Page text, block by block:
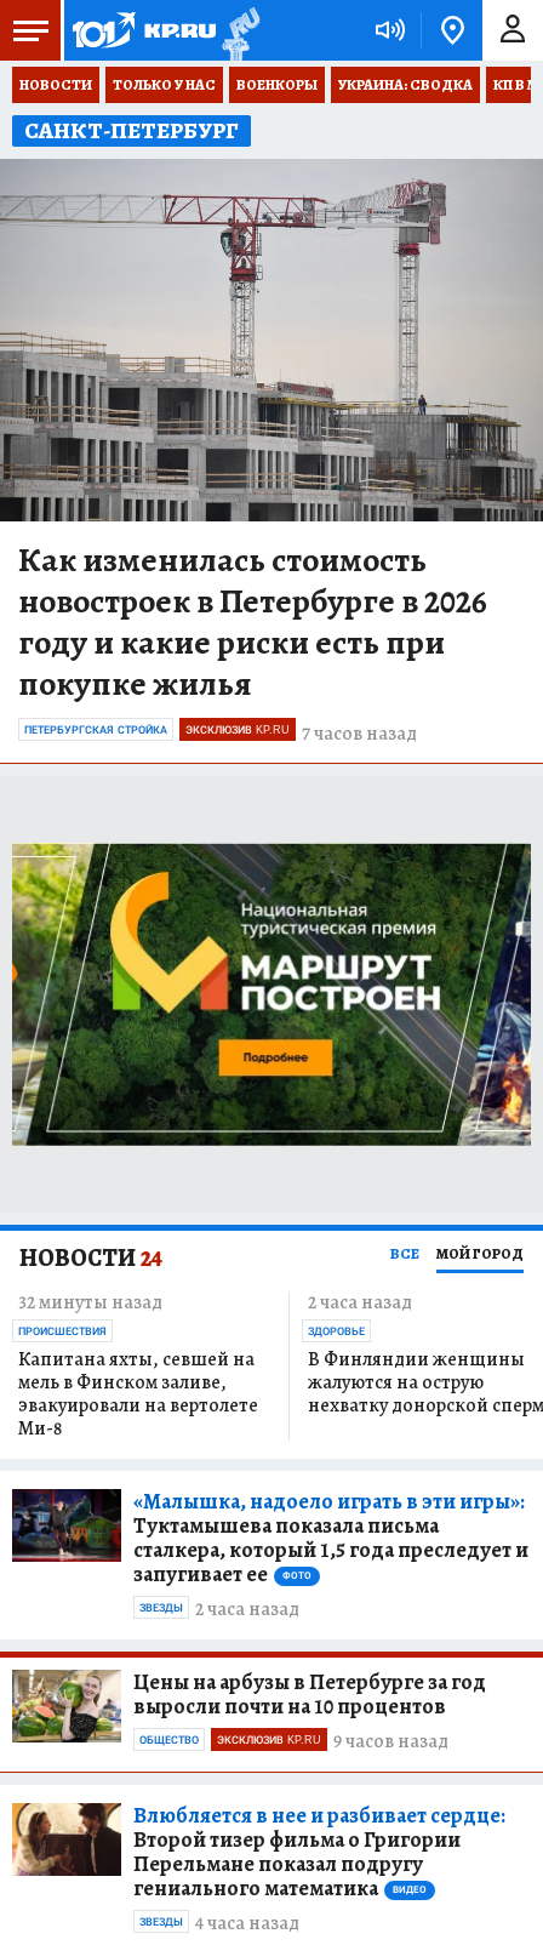
НОВОСТИ ТОЛЬКО У НАС ВОЕНКОРЫ УКРАИНА: СВОДКА КП В
САНКТ-ПЕТЕРБУРГ
Как изменилась стоимость
новостроек в Петербурге в 2026
году и какие риски есть при
покупке жилья
7 часов назад
ПЕТЕРБУРГСКАЯ СТРОЙКА ЭКСКЛЮЗИВ KP.RU
«Малышка, надоело играть в эти игры»:
Туктамышева показала письма
сталкера, который 1,5 года преследует и
запугивает ее
ФОТО
2 часа назад
ЗВЕЗДЫ
Цены на арбузы в Петербурге за год
выросли почти на 10 процентов
9 часов назад
ОБЩЕСТВО ЭКСКЛЮЗИВ KP.RU
Влюбляется в нее и разбивает сердце:
Второй тизер фильма о Григории
Перельмане показал подругу
гениального математика
ВИДЕО
4 часа назад
ЗВЕЗДЫ
НОВОСТИ24 ВСЕ МОЙ ГОРОД
32 минуты назад
ПРОИСШЕСТВИЯ
Капитана яхты, севшей на
мель в Финском заливе,
эвакуировали на вертолете
Ми-8
2 часа назад
ЗДОРОВЬЕ
В Финляндии женщины
жалуются на острую
нехватку донорской